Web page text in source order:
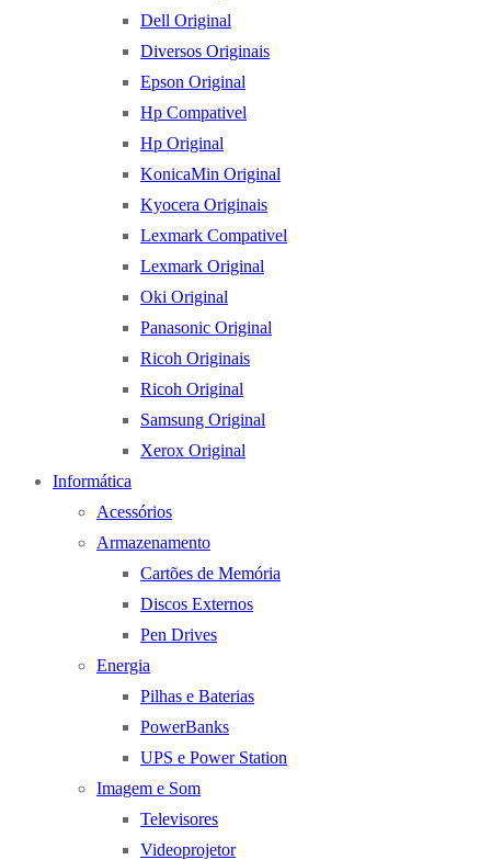
Dell Original
Diversos Originais
Epson Original
Hp Compativel
Hp Original
KonicaMin Original
Kyocera Originais
Lexmark Compativel
Lexmark Original
Oki Original
Panasonic Original
Ricoh Originais
Ricoh Original
Samsung Original
Xerox Original
Informática
Acessórios
Armazenamento
Cartões de Memória
Discos Externos
Pen Drives
Energia
Pilhas e Baterias
PowerBanks
UPS e Power Station
Imagem e Som
Televisores
Videoprojetor